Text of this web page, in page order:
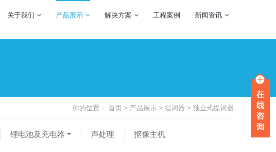
关于我们 产品展示 解决方案 工程案例 新闻资讯
你的位置： 首页 > 产品展示 > 提词器 > 独立式提词器
锂电池及充电器 声处理 抠像主机